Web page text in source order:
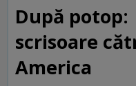
După potop:
scrisoare
America